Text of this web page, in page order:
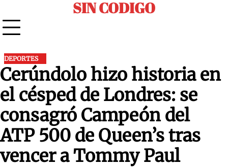
to
content
SIN CODIGO
DEPORTES
Cerúndolo hizo historia en
el césped de Londres: se
consagró Campeón del
ATP 500 de Queen’s tras
vencer a Tommy Paul